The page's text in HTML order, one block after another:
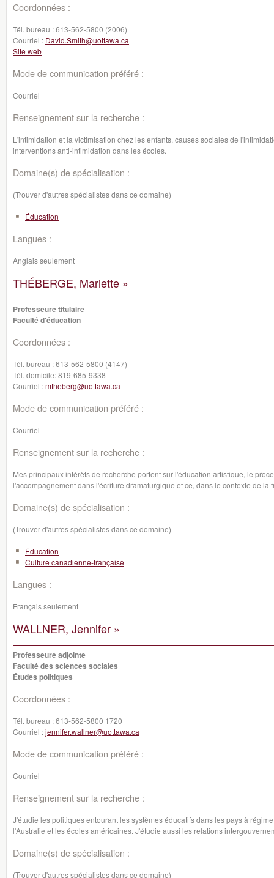
Coordonnées :
Tél. bureau :613-562-5800 (2006)
Courriel : David.Smith@uottawa.ca
Site web
Mode de communication préféré :
Courriel
Renseignement sur la recherche :
L'intimidation et la victimisation chez les enfants, causes sociales de
interventions anti-intimidation dans les écoles.
Domaine(s) de spécialisation :
(Trouver d'autres spécialistes dans ce domaine)
Éducation
Langues :
Anglais seulement
THÉBERGE, Mariette »
Professeure titulaire
Faculté d'éducation
Coordonnées :
Tél. bureau :613-562-5800 (4147)
Tél. domicile:819-685-9338
Courriel :mtheberg@uottawa.ca
Mode de communication préféré :
Courriel
Renseignement sur la recherche :
Mes principaux intérêts de recherche portent sur l'éducation artistique, le
l'accompagnement dans l'écriture dramaturgique et ce, dans le contexte de la
Domaine(s) de spécialisation :
(Trouver d'autres spécialistes dans ce domaine)
Éducation
Culture canadienne-française
Langues :
Français seulement
WALLNER, Jennifer »
Professeure adjointe
Faculté des sciences sociales
Études politiques
Coordonnées :
Tél. bureau :613-562-5800 1720
Courriel :jennifer.wallner@uottawa.ca
Mode de communication préféré :
Courriel
Renseignement sur la recherche :
J'étudie les politiques entourant les systèmes éducatifs dans les pays à
l'Australie et les écoles américaines. J'étudie aussi les relations
Domaine(s) de spécialisation :
(Trouver d'autres spécialistes dans ce domaine)